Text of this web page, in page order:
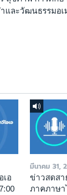
และวัฒนธรรมอ
เอ
มีนาคม 31,
ข่าวสดสา
ภาคภาษา